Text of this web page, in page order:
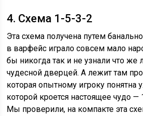
4. Схема 1-5-3-2
Эта схема получена путем
в варфейс играло совсем мало
бы никогда так и не узнали что же
чудесной дверцей. А лежит там
которая опытному игроку понятна
которой кроется настоящее чудо —
Мы проверили, на компакте эта